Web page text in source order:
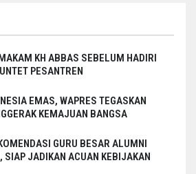
KH ABBAS SEBELUM HADIRI
PESANTREN
EMAS, WAPRES TEGASKAN
KEMAJUAN BANGSA
GURU BESAR ALUMNI
SIAP JADIKAN ACUAN KEBIJAKAN